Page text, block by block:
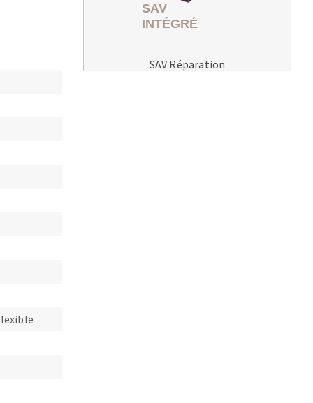
Tronçonneuses
Perceuses magnétiques
SAV Réparation